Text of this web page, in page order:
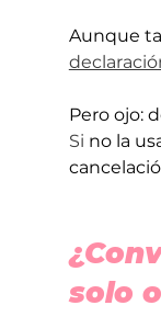
Aunque
Pero ojo:
Si no la
solo